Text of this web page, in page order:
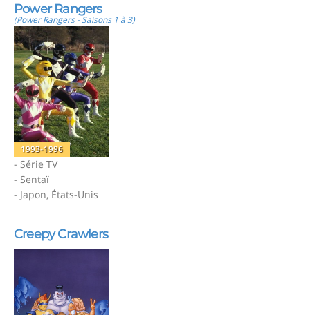
Power Rangers
(Power Rangers - Saisons 1 à 3)
1993-1996
- Série TV
- Sentaï
- Japon, États-Unis
Creepy Crawlers